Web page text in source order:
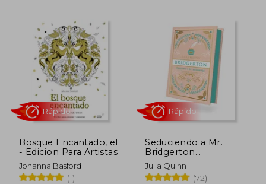
dcto. $ 5.10
15%
dcto.
Bosque Encantado, el
- Edicion Para Artistas
Johanna Basford
(1)
Seduciendo a Mr.
Bridgerton
(Bridgerton 4) -
Edición coleccionista
Julia Quinn
(72)